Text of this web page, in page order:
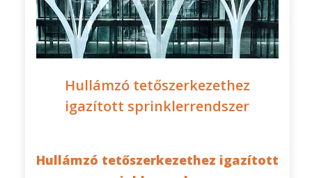
Hullámzó tetőszerkezethez
igazított sprinklerrendszer
Hullámzó tetőszerkezethez igazított